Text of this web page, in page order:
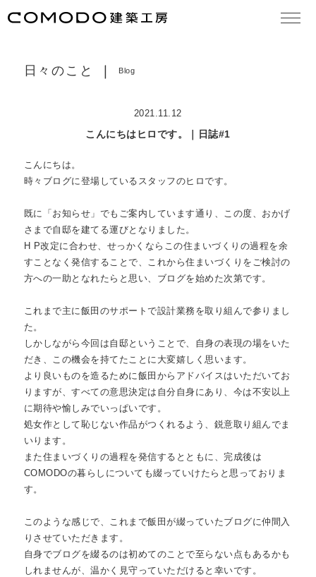
お知らせ
日々のこと
住まいづくりの流れ services
私たちについて
日々のこと Blog
2021.11.12
こんにちはヒロです。｜日誌#1
こんにちは。
時々ブログに登場しているスタッフのヒロです。
既に「お知らせ」でもご案内しています通り、この度、おかげ
さまで自邸を建てる運びとなりました。
H P改定に合わせ、せっかくならこの住まいづくりの過程を余
すことなく発信することで、これから住まいづくりをご検討の
方への一助となれたらと思い、ブログを始めた次第です。
これまで主に飯田のサポートで設計業務を取り組んで参りまし
た。
しかしながら今回は自邸ということで、自身の表現の場をいた
だき、この機会を持てたことに大変嬉しく思います。
より良いものを造るために飯田からアドバイスはいただいてお
りますが、すべての意思決定は自分自身にあり、今は不安以上
に期待や愉しみでいっぱいです。
処女作として恥じない作品がつくれるよう、鋭意取り組んでま
いります。
また住まいづくりの過程を発信するとともに、完成後は
COMODOの暮らしについても綴っていけたらと思っておりま
す。
このような感じで、これまで飯田が綴っていたブログに仲間入
りさせていただきます。
自身でブログを綴るのは初めてのことで至らない点もあるかも
しれませんが、温かく見守っていただけると幸いです。